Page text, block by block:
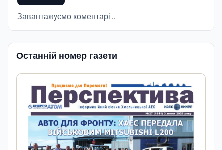
Завантажуємо коментарі...
Останній номер газети